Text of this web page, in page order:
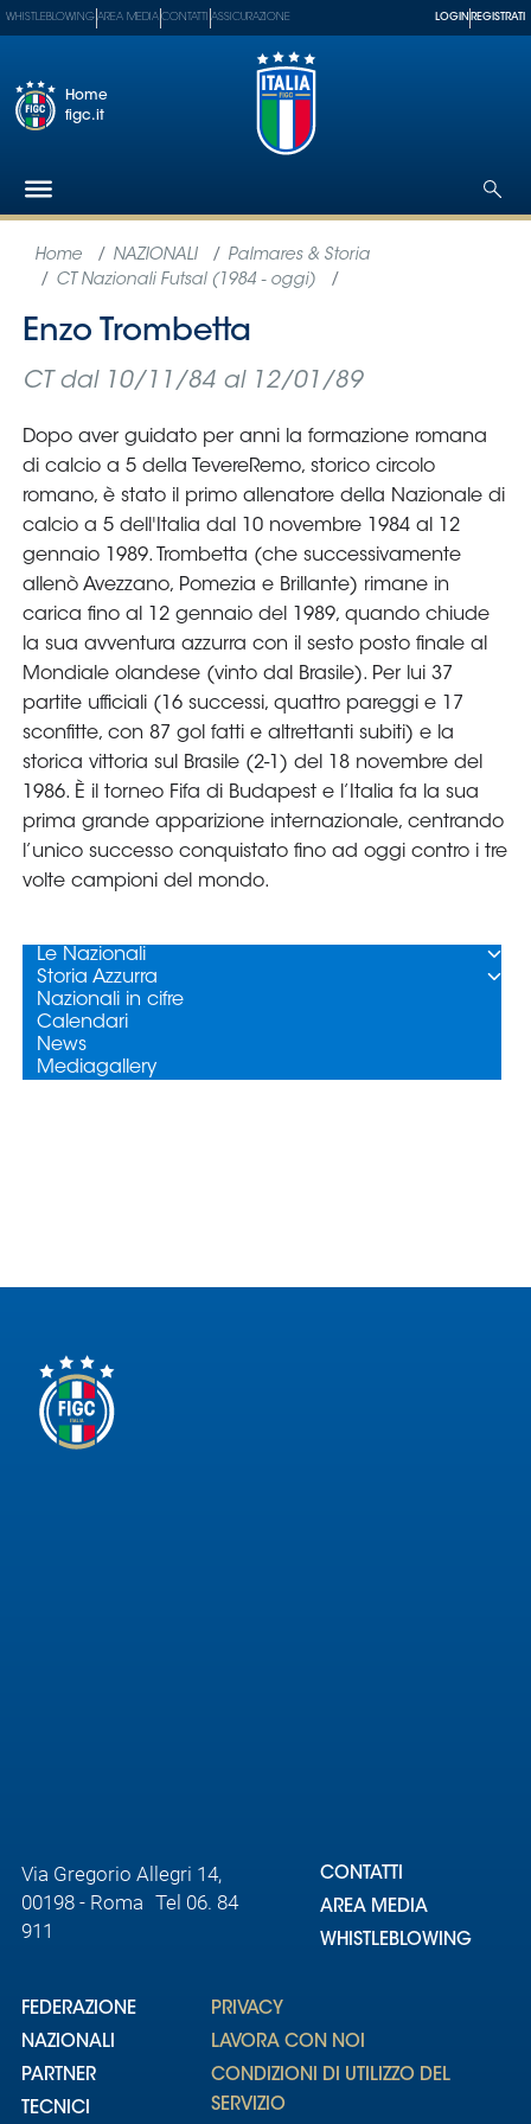
Federazione
Partner
Paralimpico
Serie
A
Women
Serie
B
Femminile
Museo
del
Calcio
Shop
I
partner
delle
nazionali
Assicurazione
Whistleblowing
WHISTLEBLOWING AREA MEDIA CONTATTI ASSICURAZIONE LOGIN REGISTRATI
Home
figc.it
Via Gregorio Allegri 14,
00198 - Roma Tel 06. 84
911
CONTATTI
AREA MEDIA
WHISTLEBLOWING
FEDERAZIONE
NAZIONALI
PARTNER
TECNICI
PRIVACY
LAVORA CON NOI
CONDIZIONI DI UTILIZZO DEL
SERVIZIO